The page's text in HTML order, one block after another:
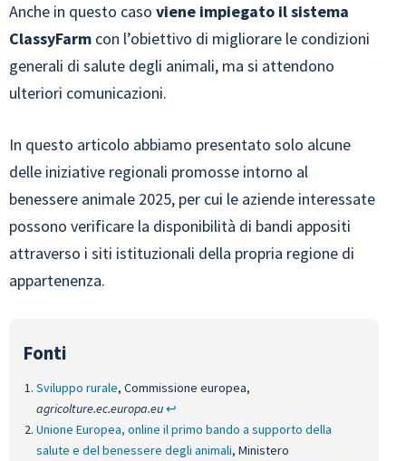
Anche in questo caso viene impiegato il sistema
ClassyFarm con l’obiettivo di migliorare le condizioni
generali di salute degli animali, ma si attendono
ulteriori comunicazioni.
In questo articolo abbiamo presentato solo alcune
delle iniziative regionali promosse intorno al
benessere animale 2025, per cui le aziende interessate
possono verificare la disponibilità di bandi appositi
attraverso i siti istituzionali della propria regione di
appartenenza.
Sviluppo rurale, Commissione europea,
agricolture.ec.europa.eu↩︎
Unione Europea, online il primo bando a supporto della
salute e del benessere degli animali, Ministero